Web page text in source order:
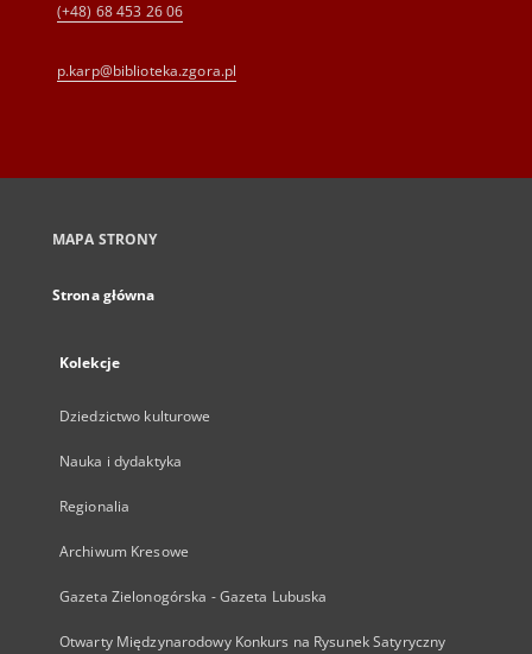
(+48) 68 453 26 06
p.karp@biblioteka.zgora.pl
MAPA STRONY
Strona główna
Kolekcje
Dziedzictwo kulturowe
Nauka i dydaktyka
Regionalia
Archiwum Kresowe
Gazeta Zielonogórska - Gazeta Lubuska
Otwarty Międzynarodowy Konkurs na Rysunek Satyryczny